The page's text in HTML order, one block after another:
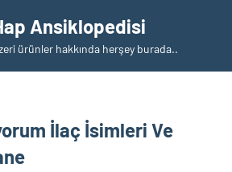
Ansiklopedisi
ürünler hakkında herşey burada..
İlaç İsimleri Ve